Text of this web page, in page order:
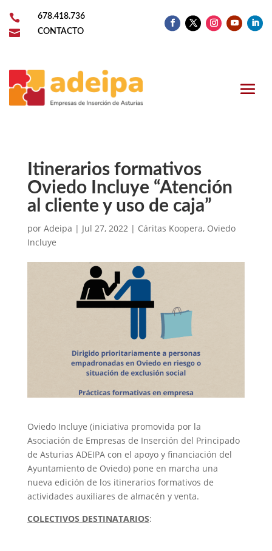
 678.418.736
 CONTACTO
Itinerarios formativos
Oviedo Incluye “Atención
al cliente y uso de caja”
por Adeipa | Jul 27, 2022| Cáritas Koopera, Oviedo
Incluye
Oviedo Incluye (iniciativa promovida por la
Asociación de Empresas de Inserción del Principado
de Asturias ADEIPA con el apoyo y financiación del
Ayuntamiento de Oviedo) pone en marcha una
nueva edición de los itinerarios formativos de
actividades auxiliares de almacén y venta.
COLECTIVOS DESTINATARIOS: